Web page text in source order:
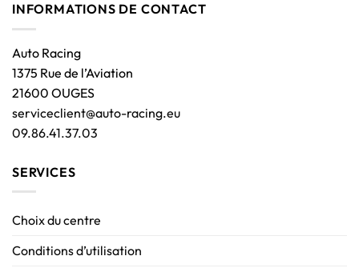
INFORMATIONS DE CONTACT
Auto Racing
1375 Rue de l’Aviation
21600 OUGES
serviceclient@auto-racing.eu
09.86.41.37.03
SERVICES
Choix du centre
Conditions d’utilisation